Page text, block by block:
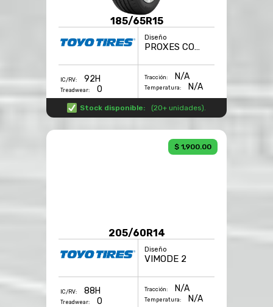
185/65R15
Diseño
PROXES COMFORT
IC/RV: 92H
Treadwear: 0
Tracción: N/A
Temperatura: N/A
Stock disponible: (20+ unidades).
$ 1,900.00
205/60R14
Diseño
VIMODE 2
IC/RV: 88H
Treadwear: 0
Tracción: N/A
Temperatura: N/A